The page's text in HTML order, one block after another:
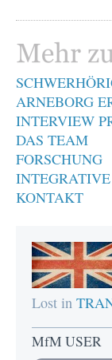
ARNEBORG
INTERVIEW
DAS TEAM
FORSCHUNG
KONTAKT
Lost in
MfM USER